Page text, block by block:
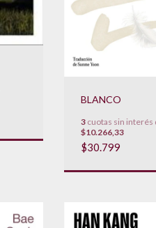
BLANCO
3 cuotas sin interés
$10.266,33
$30.799